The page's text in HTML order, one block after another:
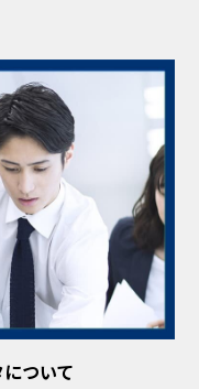
ついて